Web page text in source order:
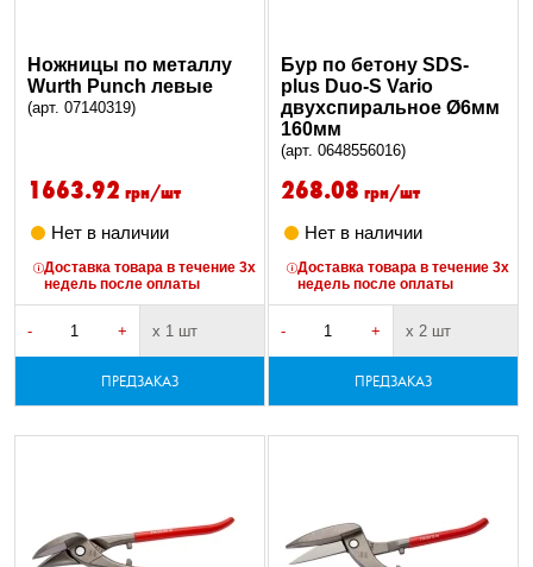
Ножницы по металлу
Wurth Punch левые
(арт. 07140319)
1663.92 грн/шт
Нет в наличии
Доставка товара в течение 3х
недель после оплаты
- + х 1 шт
ПРЕДЗАКАЗ
Бур по бетону SDS-
plus Duo-S Vario
двухспиральное Ø6мм
160мм
(арт. 0648556016)
268.08 грн/шт
Нет в наличии
Доставка товара в течение 3х
недель после оплаты
- + х 2 шт
ПРЕДЗАКАЗ